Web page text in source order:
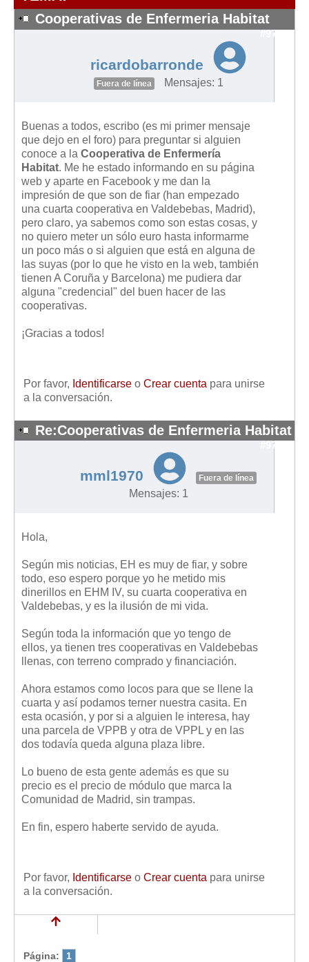
Requerimientos y comunicaciones
Modelos de Convocatoria de Junta de Propietarios
Modelos de Acta de Junta de Propietarios
Legislación
Legislación sobre Arrendamientos Urbanos
Legislación sobre la Comunidad de Propietarios
Legislación sobre Adquisición de Vivienda en Propiedad
Legislación de interés práctico
Diccionario
Usuario
Entrar / Salir
Cooperativas de Enfermeria Habitat
#9702
ricardobarronde
Fuera de línea Mensajes: 1
Buenas a todos, escribo (es mi primer mensaje
que dejo en el foro) para preguntar si alguien
conoce a la Cooperativa de Enfermería
Habitat. Me he estado informando en su página
web y aparte en Facebook y me dan la
impresión de que son de fiar (han empezado
una cuarta cooperativa en Valdebebas, Madrid),
pero claro, ya sabemos como son estas cosas, y
no quiero meter un sólo euro hasta informarme
un poco más o si alguien que está en alguna de
las suyas (por lo que he visto en la web, también
tienen A Coruña y Barcelona) me pudiera dar
alguna "credencial" del buen hacer de las
cooperativas.
¡Gracias a todos!
Por favor, Identificarse o Crear cuenta para unirse
a la conversación.
Re:Cooperativas de Enfermeria Habitat
#9710
mml1970 Fuera de línea
Mensajes: 1
Hola,
Según mis noticias, EH es muy de fiar, y sobre
todo, eso espero porque yo he metido mis
dinerillos en EHM IV, su cuarta cooperativa en
Valdebebas, y es la ilusión de mi vida.
Según toda la información que yo tengo de
ellos, ya tienen tres cooperativas en Valdebebas
llenas, con terreno comprado y financiación.
Ahora estamos como locos para que se llene la
cuarta y así podamos terner nuestra casita. En
esta ocasión, y por si a alguien le interesa, hay
una parcela de VPPB y otra de VPPL y en las
dos todavía queda alguna plaza libre.
Lo bueno de esta gente además es que su
precio es el precio de módulo que marca la
Comunidad de Madrid, sin trampas.
En fin, espero haberte servido de ayuda.
Por favor, Identificarse o Crear cuenta para unirse
a la conversación.
Página: 1